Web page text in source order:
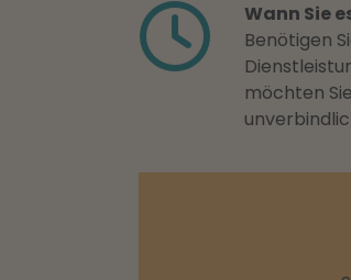
Wann Sie
Benötigen
möchten